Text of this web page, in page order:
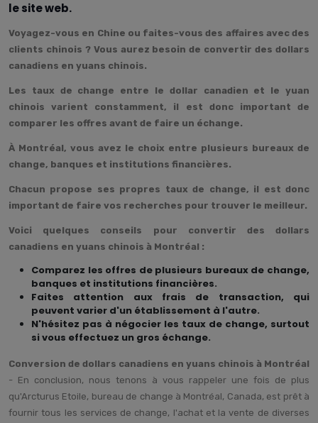
le site web.
Voyagez-vous en Chine ou faites-vous des affaires avec des
clients chinois ? Vous aurez besoin de convertir des dollars
canadiens en yuans chinois.
Les taux de change entre le dollar canadien et le yuan
chinois varient constamment, il est donc important de
comparer les offres avant de faire un échange.
À Montréal, vous avez le choix entre plusieurs bureaux de
change, banques et institutions financières.
Chacun propose ses propres taux de change, il est donc
important de faire vos recherches pour trouver le meilleur.
Voici quelques conseils pour convertir des dollars
canadiens en yuans chinois à Montréal :
Comparez les offres de plusieurs bureaux de change,
banques et institutions financières.
Faites attention aux frais de transaction, qui
peuvent varier d'un établissement à l'autre.
N'hésitez pas à négocier les taux de change, surtout
si vous effectuez un gros échange.
Conversion de dollars canadiens en yuans chinois à Montréal
- En conclusion, nous tenons à vous rappeler une fois de plus
qu'Arcturus Etoile, bureau de change à Montréal, Canada, est prêt à
fournir tous les services de change, l'achat et la vente de diverses